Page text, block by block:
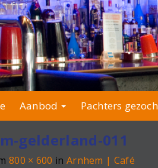
Aanbod Pachters
gelderland-011
800 × 600 in Arnhem | Café